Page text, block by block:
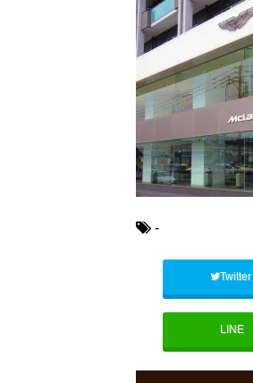
-
Twitter
LINE